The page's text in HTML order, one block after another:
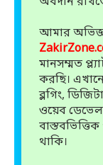
আমার
মানসম্মত
করছি।
ব্লগিং,
ওয়েব
থাকি।